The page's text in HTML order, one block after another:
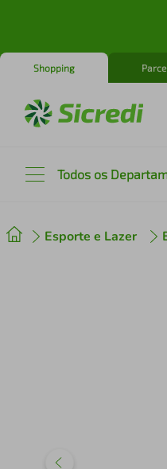
Shopping
Todos os
Esporte e Lazer 2 º